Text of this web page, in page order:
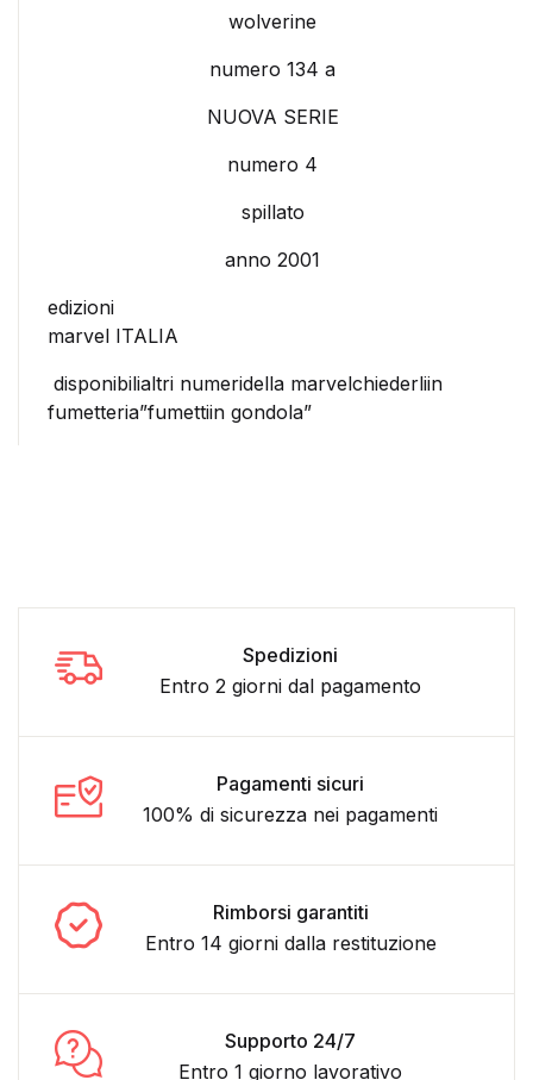
wolverine
numero 134 a
NUOVA SERIE
numero 4
spillato
anno 2001
edizioni
marvel ITALIA
disponibilialtri numeridella marvelchiederliin
fumetteria”fumettiin gondola”
Spedizioni
Entro 2 giorni dal pagamento
Pagamenti sicuri
100% di sicurezza nei pagamenti
Rimborsi garantiti
Entro 14 giorni dalla restituzione
Supporto 24/7
Entro 1 giorno lavorativo